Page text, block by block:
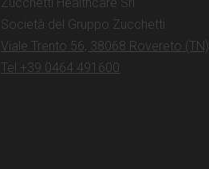
Società del Gruppo Zucchetti
Viale Trento 56, 38068 Rovereto (TN)
Tel +39 0464 491600